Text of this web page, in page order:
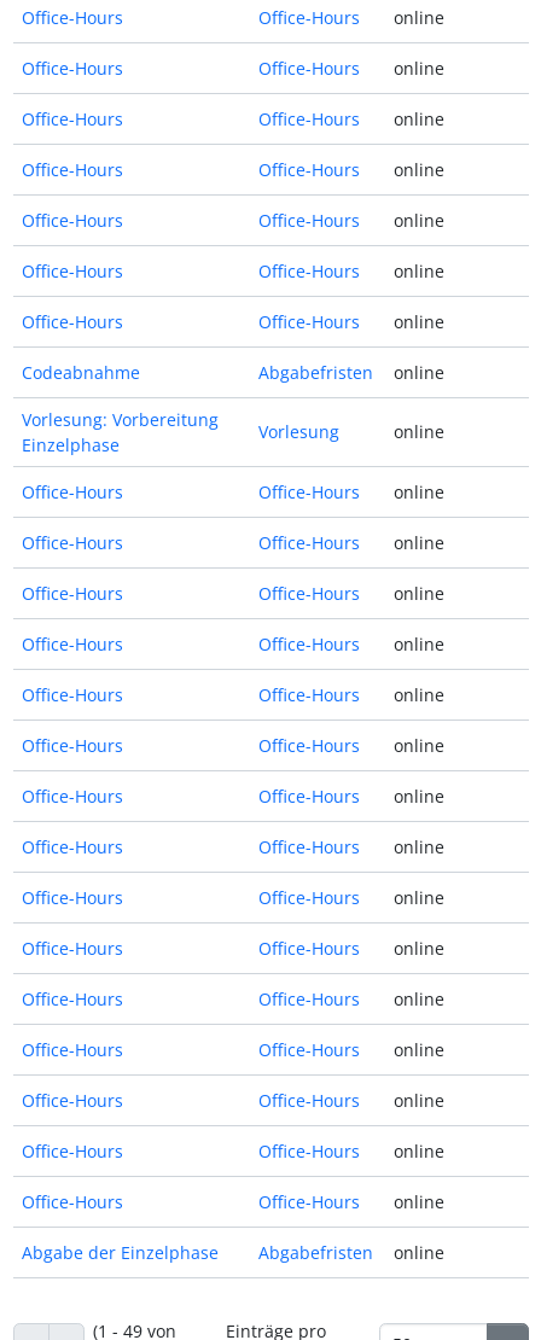
Office-Hours Office-Hours online
Office-Hours Office-Hours online
Office-Hours Office-Hours online
Office-Hours Office-Hours online
Office-Hours Office-Hours online
Office-Hours Office-Hours online
Office-Hours Office-Hours online
Codeabnahme Abgabefristen online
Vorlesung: Vorbereitung
Einzelphase
Vorlesung online
Office-Hours Office-Hours online
Office-Hours Office-Hours online
Office-Hours Office-Hours online
Office-Hours Office-Hours online
Office-Hours Office-Hours online
Office-Hours Office-Hours online
Office-Hours Office-Hours online
Office-Hours Office-Hours online
Office-Hours Office-Hours online
Office-Hours Office-Hours online
Office-Hours Office-Hours online
Office-Hours Office-Hours online
Office-Hours Office-Hours online
Office-Hours Office-Hours online
Office-Hours Office-Hours online
Abgabe der Einzelphase Abgabefristen online
(1 - 49 von Einträge pro